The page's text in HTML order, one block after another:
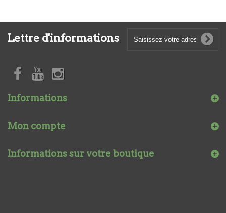
Lettre d'informations
Informations
Mon compte
Informations sur votre boutique